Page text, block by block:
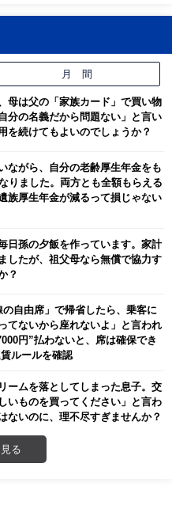
月 間
母は父の「家族カード」で買い物
分の名義だから問題ない」と言い
を続けてもよいのでしょうか？
ながら、自分の老齢厚生年金をも
りました。両方とも全額もらえる
族厚生年金が減るって損じゃない
日孫の夕飯を作っています。家計
したが、祖父母なら無償で協力す
？
自由席」で帰省したら、乗客に
てないから座れないよ」と言われ
円”払わないと、席は確保でき
ルールを確認
ームを落としてしまった息子。交
いものを買ってください」と言わ
ないのに、理不尽すぎませんか？
る